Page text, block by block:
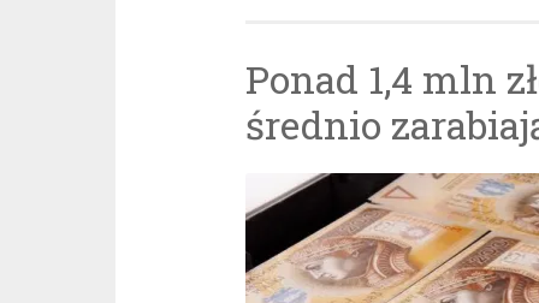
Ponad 1,4 mln
średnio